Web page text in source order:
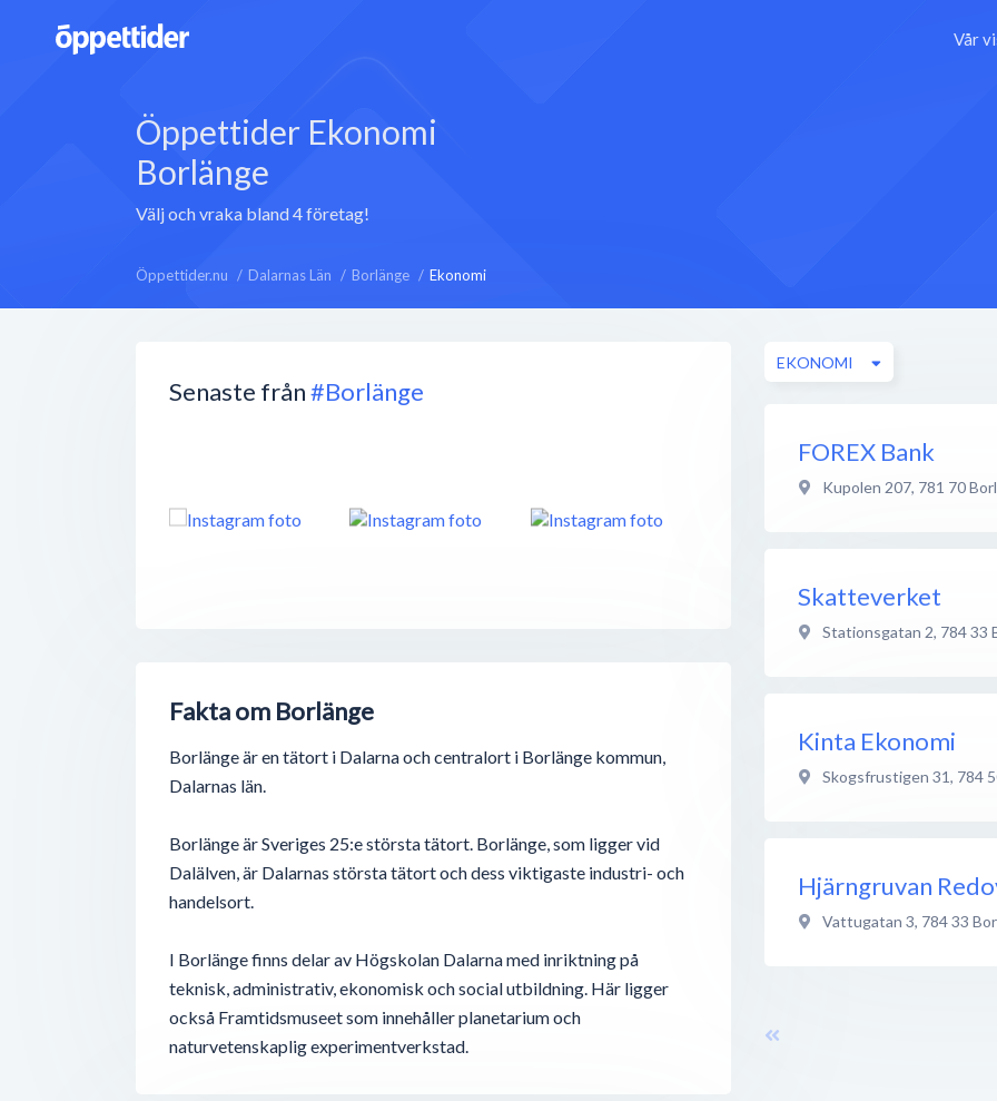
Vår
Öppettider Ekonomi
Borlänge
Välj och vraka bland 4 företag!
Öppettider.nu Dalarnas Län Borlänge Ekonomi
Senaste från#Borlänge
Fakta om Borlänge
Borlänge är en tätort i Dalarna och centralort i Borlänge kommun,
Dalarnas län.
Borlänge är Sveriges 25:e största tätort. Borlänge, som ligger vid
Dalälven, är Dalarnas största tätort och dess viktigaste industri- och
handelsort.
I Borlänge finns delar av Högskolan Dalarna med inriktning på
teknisk, administrativ, ekonomisk och social utbildning. Här ligger
också Framtidsmuseet som innehåller planetarium och
naturvetenskaplig experimentverkstad.
EKONOMI
FOREX Bank
Kupolen 207, 781 70
Skatteverket
Stationsgatan 2, 784 33
Kinta Ekonomi
Skogsfrustigen 31, 784
Hjärngruvan
Vattugatan 3, 784 33